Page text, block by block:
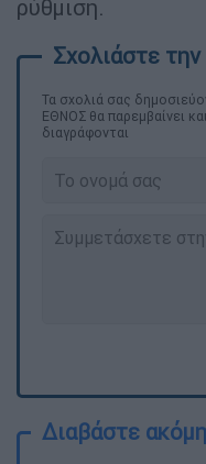
ρύθμιση.
Τα σχολιά σας
ΕΘΝΟΣ θα παρεμβαίνει
διαγράφονται
Διαβάστε ακόμη